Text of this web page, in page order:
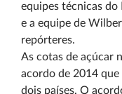
equipes técnicas
e a equipe de
repórteres.
As cotas de açúcar
acordo de 2014
dois países. O